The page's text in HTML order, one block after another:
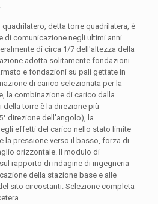
detta torre quadrilatera, è
di comunicazione negli ultimi anni.
di circa 1/7 dell'altezza della
adotta solitamente fondazioni
e fondazioni su pali gettate in
di carico selezionata per la
la combinazione di carico dalla
torre è la direzione più
direzione dell'angolo), la
effetti del carico nello stato limite
la pressione verso il basso, forza di
orizzontale. Il modulo di
rapporto di indagine di ingegneria
della stazione base e alle
sito circostanti. Selezione completa